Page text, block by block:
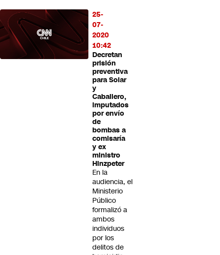
25-
07-
2020
10:42
Decretan
prisión
preventiva
para Solar
y
Caballero,
imputados
por envío
de
bombas a
comisaría
y ex
ministro
Hinzpeter
En la
audiencia, el
Ministerio
Público
formalizó a
ambos
individuos
por los
delitos de